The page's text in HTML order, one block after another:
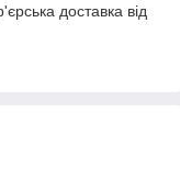
доставка від